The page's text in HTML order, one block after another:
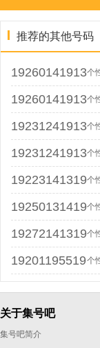
推荐的其他号码
19260141913个
19260141913个
19231241913个
19231241913个
19223141319个
19250131419个
19272141319个
19201195519个
关于集号吧
集号吧简介